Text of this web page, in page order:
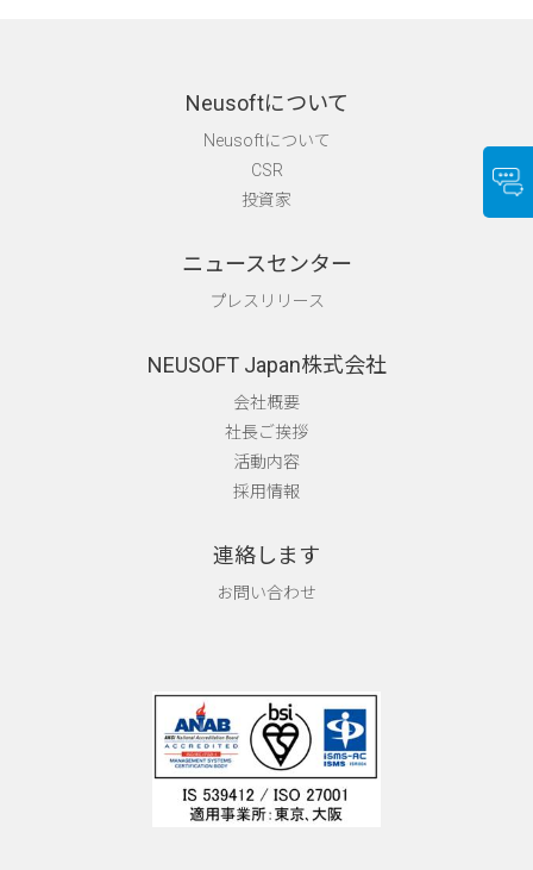
Neusoftについて
Neusoftについて
CSR
投資家
ニュースセンター
プレスリリース
NEUSOFT Japan株式会社
会社概要
社長ご挨拶
活動内容
採用情報
連絡します
お問い合わせ